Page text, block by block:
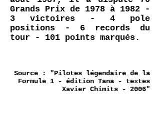
Grands Prix de 1978 à 1982 -
3 victoires - 4 pole
positions - 6 records du
tour - 101 points marqués.
Source : "Pilotes légendaire de la
Formule 1 - édition Tana - textes
Xavier Chimits - 2006"